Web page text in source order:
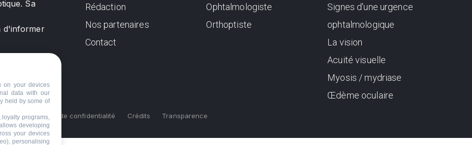
Sa
d'informer
Rédaction
Nos partenaires
Contact
Ophtalmologiste
Orthoptiste
Signes d'une urgence
ophtalmologique
La vision
Acuité visuelle
Myosis / mydriase
Œdème oculaire
Politique de confidentialité Crédits Transparence
on your devices
data with our
held by some of
loyalty programs,
developing
your devices
personalising